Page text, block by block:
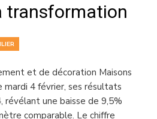
transformation
et de décoration Maisons
mardi 4 février, ses résultats
une baisse de 9,5%
comparable. Le chiffre